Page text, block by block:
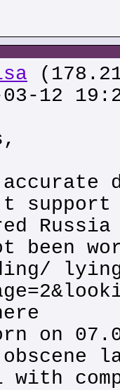
12
been
lying
on